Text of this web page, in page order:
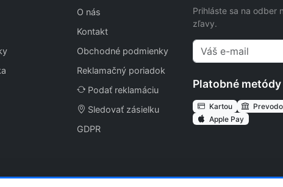
O nás
Kontakt
Obchodné podmienky
Reklamačný poriadok
Podať reklamáciu
Sledovať zásielku
GDPR
Prihláste sa na odber
zľavy.
Platobné metódy
Kartou
Apple Pay